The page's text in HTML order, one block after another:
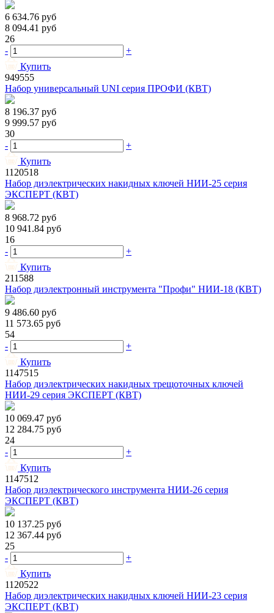
6 634.76 руб
8 094.41 руб
26
-
+
Купить
949555
Набор универсальный UNI серия ПРОФИ (КВТ)
8 196.37 руб
9 999.57 руб
30
-
+
Купить
1120518
Набор диэлектрических накидных ключей НИИ-25 серия
ЭКСПЕРТ (КВТ)
8 968.72 руб
10 941.84 руб
16
-
+
Купить
211588
Набор диэлектронный инструмента "Профи" НИИ-18 (КВТ)
9 486.60 руб
11 573.65 руб
54
-
+
Купить
1147515
Набор диэлектрических накидных трещоточных ключей
НИИ-29 серия ЭКСПЕРТ (КВТ)
10 069.47 руб
12 284.75 руб
24
-
+
Купить
1147512
Набор диэлектрического инструмента НИИ-26 серия
ЭКСПЕРТ (КВТ)
10 137.25 руб
12 367.44 руб
25
-
+
Купить
1120522
Набор диэлектрических накидных ключей НИИ-23 серия
ЭКСПЕРТ (КВТ)